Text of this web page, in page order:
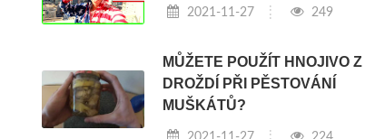
2021-11-27 249
MŮŽETE POUŽÍT HNOJIVO Z
DROŽDÍ PŘI PĚSTOVÁNÍ
MUŠKÁTŮ?